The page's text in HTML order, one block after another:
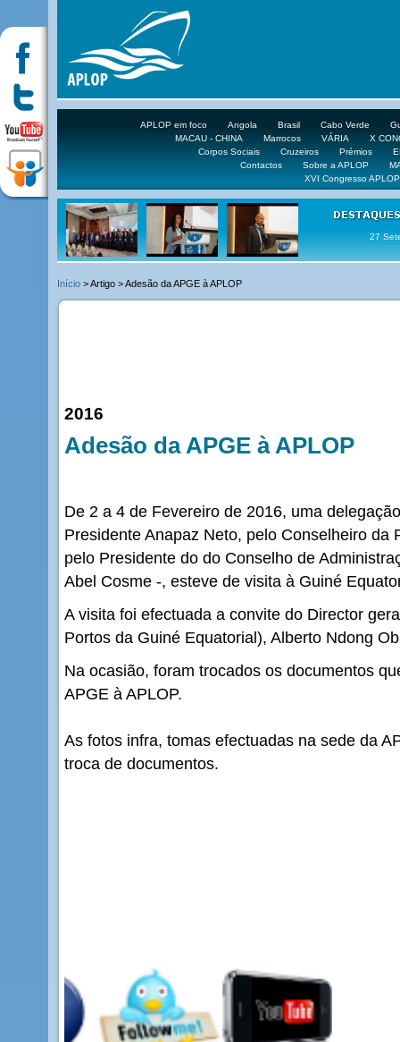
APLOP em foco Angola Brasil Cabo Verde
MACAU - CHINA
Marrocos VÁRIA
X
Corpos Sociais
Cruzeiros Prémios
Contactos
Sobre a APLOP
XVI Congresso APLOP
16 DE
Início > Artigo > Adesão da APGE à APLOP
2016
Adesão da APGE à APLOP
De 2 a 4 de Fevereiro de 2016, uma
Presidente Anapaz Neto, pelo Conselheiro da
pelo Presidente do do Conselho de
Abel Cosme -, esteve de visita à Guiné
A visita foi efectuada a convite do Director
Portos da Guiné Equatorial), Alberto Ndong
Na ocasião, foram trocados os documentos
APGE à APLOP.
As fotos infra, tomas efectuadas na sede da
troca de documentos.